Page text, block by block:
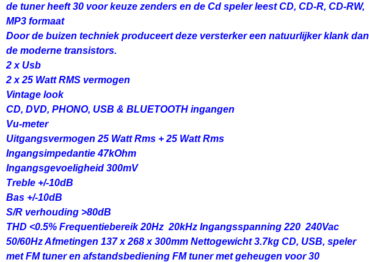
de tuner heeft 30 voor keuze zenders en de Cd speler leest CD, CD-R, CD-RW,
MP3 formaat
Door de buizen techniek produceert deze versterker een natuurlijker klank dan
de moderne transistors.
2 x Usb
2 x 25 Watt RMS vermogen
Vintage look
CD, DVD, PHONO, USB & BLUETOOTH ingangen
Vu-meter
Uitgangsvermogen 25 Watt Rms + 25 Watt Rms
Ingangsimpedantie 47kOhm
Ingangsgevoeligheid 300mV
Treble +/-10dB
Bas +/-10dB
S/R verhouding >80dB
THD <0.5% Frequentiebereik 20Hz  20kHz Ingangsspanning 220  240Vac
50/60Hz Afmetingen 137 x 268 x 300mm Nettogewicht 3.7kg CD, USB, speler
met FM tuner en afstandsbediening FM tuner met geheugen voor 30